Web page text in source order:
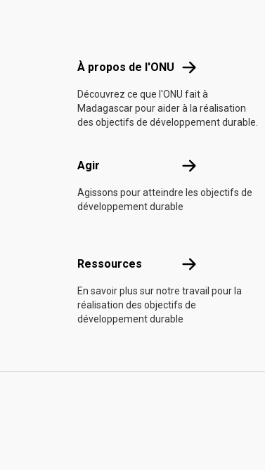
À propos de l'ONU À propos de l'ONU
Découvrez ce que l'ONU fait à
Madagascar pour aider à la réalisation
des objectifs de développement durable.
Agir Agir
Agissons pour atteindre les objectifs de
développement durable
Ressources Ressources
En savoir plus sur notre travail pour la
réalisation des objectifs de
développement durable